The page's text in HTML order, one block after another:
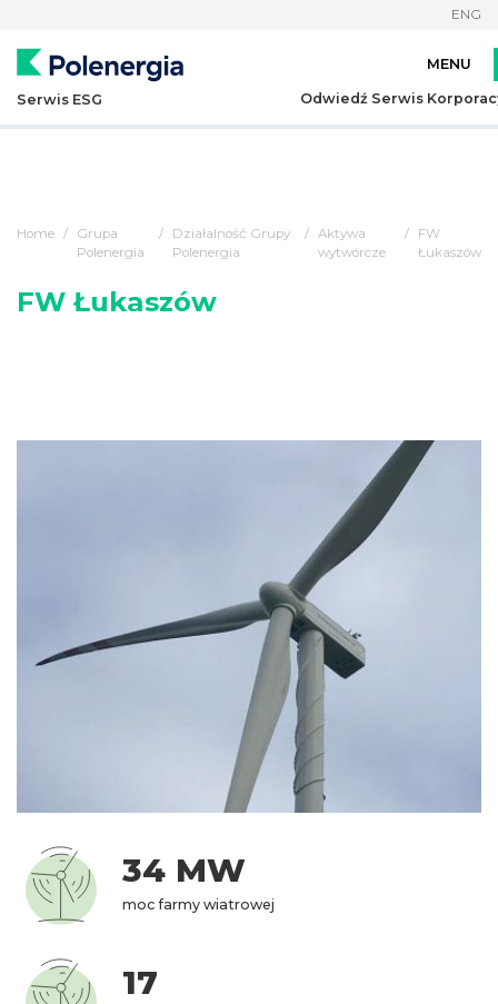
ENG
Serwis ESG Odwiedź Serwis
Home
Grupa
Polenergia
Działalność Grupy
Polenergia
Aktywa
wytwórcze
FW
Łukaszów
FW Łukaszów
34 MW
moc farmy wiatrowej
17